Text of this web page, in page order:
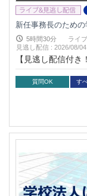
新任事務長のため
5時間30分 ライ
見逃し配信 :2026/08/
【見逃し配信付
質問OK す